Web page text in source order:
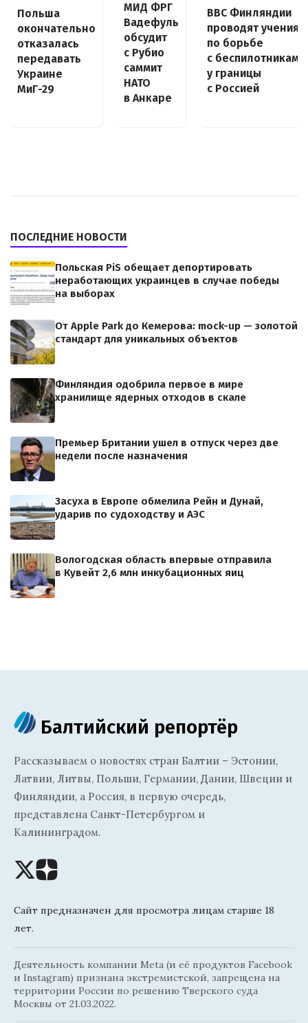
Польша
окончательно
отказалась
передавать
Украине
МиГ-29
МИД ФРГ
Вадефуль
обсудит
с Рубио
саммит
НАТО
в Анкаре
ВВС Финляндии
проводят учения
по борьбе
с беспилотниками
у границы
с Россией
ПОСЛЕДНИЕ НОВОСТИ
Польская PiS обещает депортировать
неработающих украинцев в случае победы
на выборах
От Apple Park до Кемерова: mock-up — золотой
стандарт для уникальных объектов
Финляндия одобрила первое в мире
хранилище ядерных отходов в скале
Премьер Британии ушел в отпуск через две
недели после назначения
Засуха в Европе обмелила Рейн и Дунай,
ударив по судоходству и АЭС
Вологодская область впервые отправила
в Кувейт 2,6 млн инкубационных яиц
Балтийский репортёр
Рассказываем о новостях стран Балтии – Эстонии,
Латвии, Литвы, Польши, Германии, Дании, Швеции и
Финляндии, а Россия, в первую очередь,
представлена Санкт-Петербургом и
Калининградом.
Сайт предназначен для просмотра лицам старше 18
лет.
Деятельность компании Meta (и её продуктов Facebook
и Instagram) признана экстремистской, запрещена на
территории России по решению Тверского суда
Москвы от 21.03.2022.